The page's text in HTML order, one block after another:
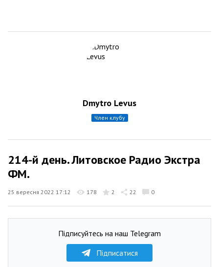
Dmytro Levus
член клубу
214-й день. Литовское Радио Экстра
ФМ.
25 вересня 2022 17:12 178 2 22 0
Підписуйтесь на наш Telegram
Підписатися